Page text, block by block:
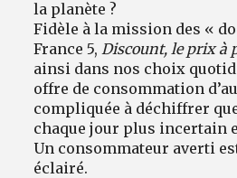
la planète ?
Fidèle à la mission des «
France 5, Discount, le prix à
ainsi dans nos choix
offre de consommation
compliquée à déchiffrer
chaque jour plus incertain
Un consommateur averti
éclairé.